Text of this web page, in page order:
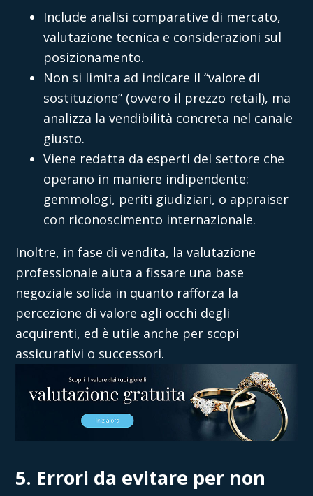
Include analisi comparative di mercato,
valutazione tecnica e considerazioni sul
posizionamento.
Non si limita ad indicare il “valore di
sostituzione” (ovvero il prezzo retail), ma
analizza la vendibilità concreta nel canale
giusto.
Viene redatta da esperti del settore che
operano in maniere indipendente:
gemmologi, periti giudiziari, o appraiser
con riconoscimento internazionale.
Inoltre, in fase di vendita, la valutazione
professionale aiuta a fissare una base
negoziale solida in quanto rafforza la
percezione di valore agli occhi degli
acquirenti, ed è utile anche per scopi
assicurativi o successori.
5. Errori da evitare per non